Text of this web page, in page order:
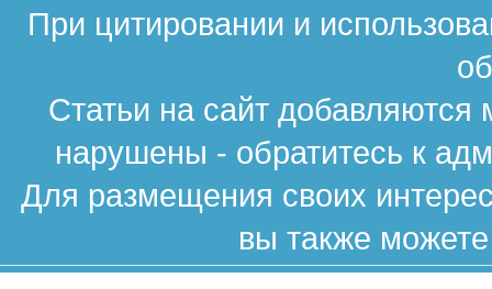
При цитировании и
Статьи на сайт
нарушены - обратитесь к
Для размещения своих
вы также